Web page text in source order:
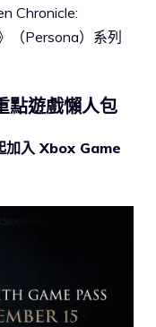
Chronicle:
（Persona）系列
點遊戲懶人包
加入 Xbox Game